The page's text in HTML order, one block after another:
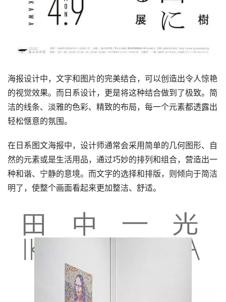
海报设计中，文字和图片的完美结合，可以创造出令人惊艳
的视觉效果。而日系设计，更是将这种结合做到了极致。简
洁的线条、淡雅的色彩、精致的布局，每一个元素都透露出
轻松惬意的氛围。
在日系图文海报中，设计师通常会采用简单的几何图形、自
然的元素或是生活用品，通过巧妙的排列和组合，营造出一
种和谐、宁静的意境。而文字的选择和排版，则倾向于简洁
明了，使整个画面看起来更加整洁、舒适。